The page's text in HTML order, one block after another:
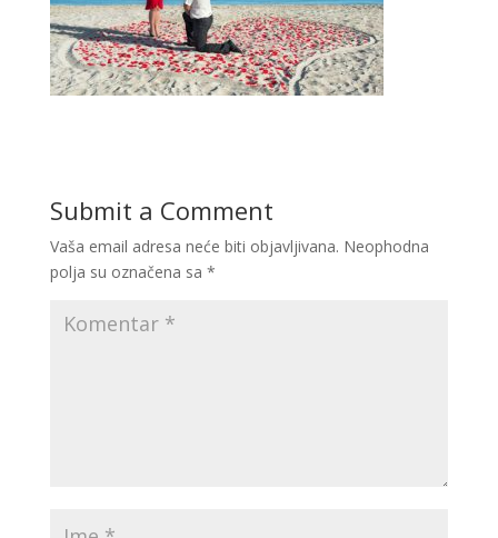
Submit a Comment
Vaša email adresa neće biti objavljivana. Neophodna
polja su označena sa *